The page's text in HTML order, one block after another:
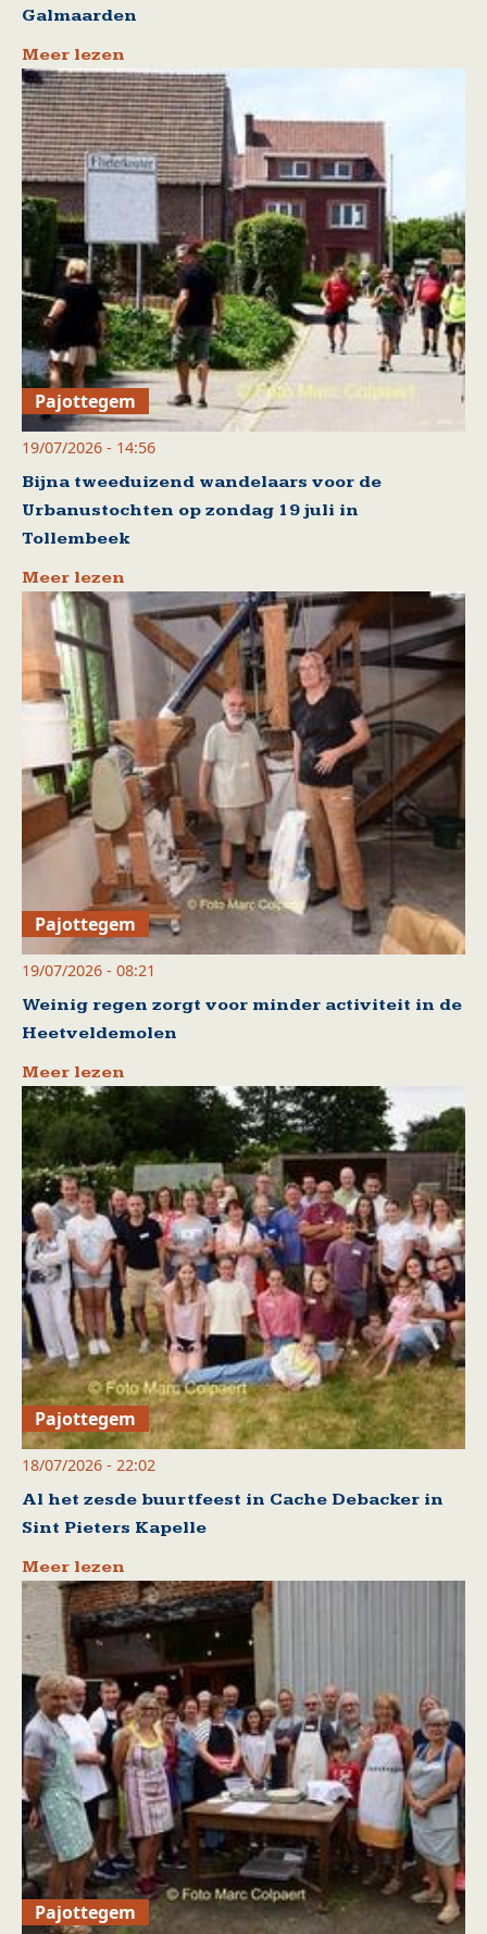
Galmaarden
Meer lezen
Pajottegem
19/07/2026 - 14:56
Bijna tweeduizend wandelaars voor de
Urbanustochten op zondag 19 juli in
Tollembeek
Meer lezen
Pajottegem
19/07/2026 - 08:21
Weinig regen zorgt voor minder activiteit in de
Heetveldemolen
Meer lezen
Pajottegem
18/07/2026 - 22:02
Al het zesde buurtfeest in Cache Debacker in
Sint Pieters Kapelle
Meer lezen
Pajottegem